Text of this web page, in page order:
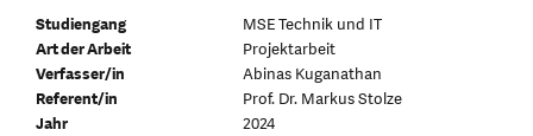
Studiengang
MSE Technik und IT
Art der Arbeit
Projektarbeit
Verfasser/in
Abinas Kuganathan
Referent/in
Prof. Dr. Markus Stolze
Jahr
2024